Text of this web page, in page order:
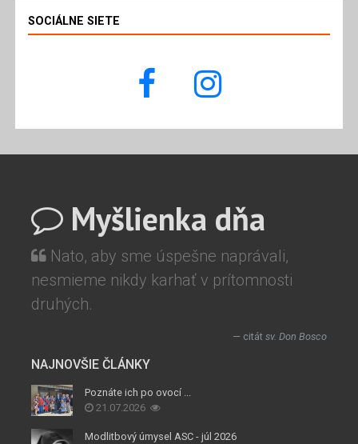
SOCIÁLNE SIETE
Myšlienka dňa
Nato, aby sme úspešne naprávali,
nesmieme nikdy karhať v prítomnosti
druhých.
citát sv. Don Bosco
NAJNOVŠIE ČLÁNKY
Poznáte ich po ovocí ...
21.07.2026
Modlitbový úmysel ASC - júl 2026